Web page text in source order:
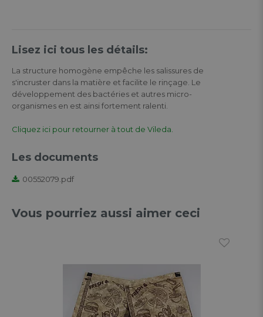
Lisez ici tous les détails:
La structure homogène empêche les salissures de
s'incruster dans la matière et facilite le rinçage. Le
développement des bactéries et autres micro-
organismes en est ainsi fortement ralenti.
Cliquez ici pour retourner à tout de Vileda.
Les documents
00552079.pdf
Vous pourriez aussi aimer ceci